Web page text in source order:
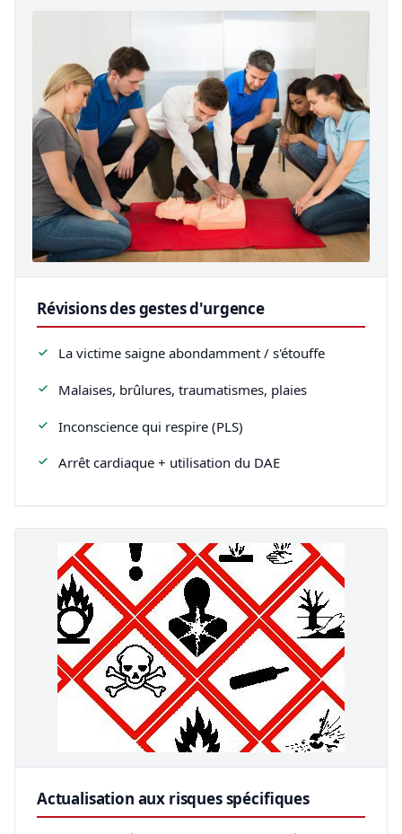
Révisions des gestes d'urgence
La victime saigne abondamment / s'étouffe
Malaises, brûlures, traumatismes, plaies
Inconscience qui respire (PLS)
Arrêt cardiaque + utilisation du DAE
Actualisation aux risques spécifiques